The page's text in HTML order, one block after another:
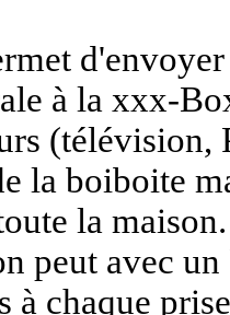
à la xxx-
la boiboite
la maison.
peut avec
à chaque